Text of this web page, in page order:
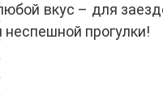
вкус – для
неспешной прогулки!